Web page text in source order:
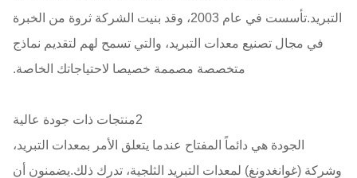
التبريد.تأسست في عام 2003، وقد بنيت الشركة ثروة من الخبرة
في مجال تصنيع معدات التبريد، والتي تسمح لهم لتقديم نماذج
متخصصة مصممة خصيصا لاحتياجاتك الخاصة.
2منتجات ذات جودة عالية
الجودة هي دائماً المفتاح عندما يتعلق الأمر بمعدات التبريد،
وشركة (غوانغدونغ) لمعدات التبريد الثلجية، تدرك ذلك.يضمنون أن